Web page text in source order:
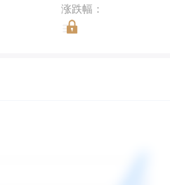
涨跌幅：